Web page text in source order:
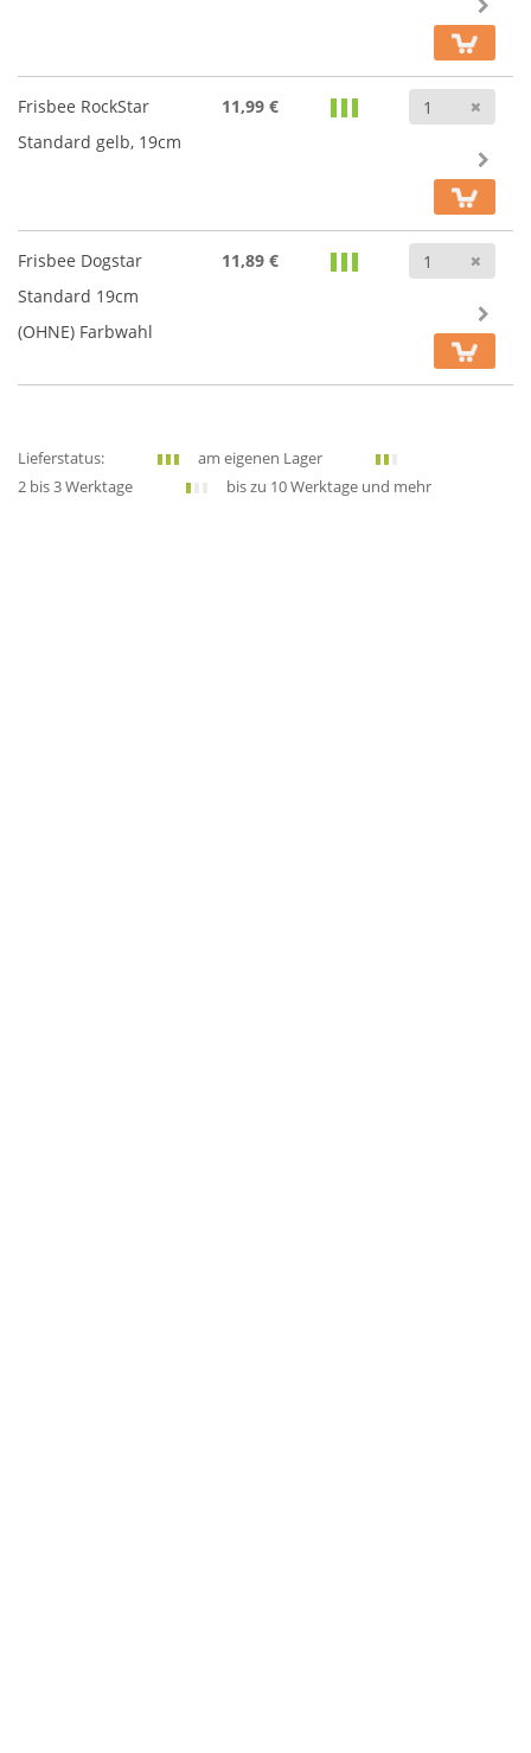
Frisbee RockStar
Standard gelb, 19cm
11,99 €
Frisbee Dogstar
Standard 19cm
(OHNE) Farbwahl
11,89 €
Lieferstatus:
am eigenen Lager
2 bis 3 Werktage
bis zu 10 Werktage und mehr